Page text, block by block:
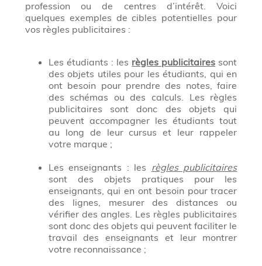
profession ou de centres d’intérêt. Voici
quelques exemples de cibles potentielles pour
vos règles publicitaires :
Les étudiants : les règles publicitaires sont
des objets utiles pour les étudiants, qui en
ont besoin pour prendre des notes, faire
des schémas ou des calculs. Les règles
publicitaires sont donc des objets qui
peuvent accompagner les étudiants tout
au long de leur cursus et leur rappeler
votre marque ;
Les enseignants : les règles publicitaires
sont des objets pratiques pour les
enseignants, qui en ont besoin pour tracer
des lignes, mesurer des distances ou
vérifier des angles. Les règles publicitaires
sont donc des objets qui peuvent faciliter le
travail des enseignants et leur montrer
votre reconnaissance ;